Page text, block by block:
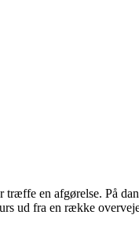
en afgørelse. På
ud fra en række